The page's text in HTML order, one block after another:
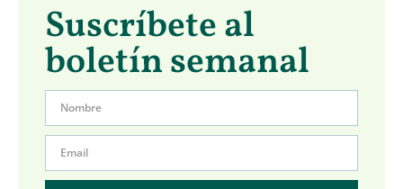
Suscríbete al
boletín semanal